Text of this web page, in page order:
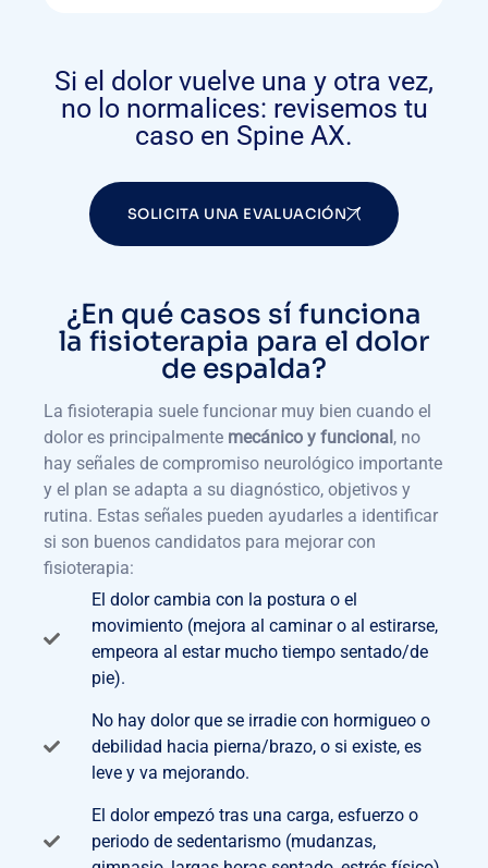
Si el dolor vuelve una y otra vez,
no lo normalices: revisemos tu
caso en Spine AX.
SOLICITA UNA EVALUACIÓN
¿En qué casos sí funciona
la fisioterapia para el dolor
de espalda?
La fisioterapia suele funcionar muy bien cuando el
dolor es principalmente mecánico y funcional, no
hay señales de compromiso neurológico importante
y el plan se adapta a su diagnóstico, objetivos y
rutina. Estas señales pueden ayudarles a identificar
si son buenos candidatos para mejorar con
fisioterapia:
El dolor cambia con la postura o el
movimiento (mejora al caminar o al estirarse,
empeora al estar mucho tiempo sentado/de
pie).
No hay dolor que se irradie con hormigueo o
debilidad hacia pierna/brazo, o si existe, es
leve y va mejorando.
El dolor empezó tras una carga, esfuerzo o
periodo de sedentarismo (mudanzas,